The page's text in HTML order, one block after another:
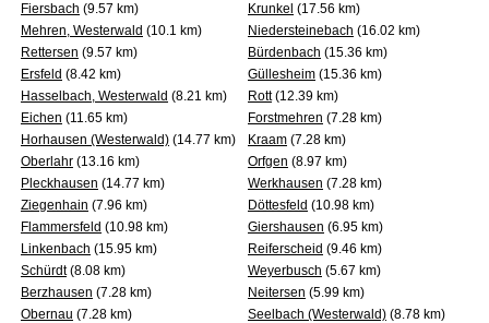
Fiersbach (9.57 km) Krunkel (17.56 km)
Mehren, Westerwald (10.1 km) Niedersteinebach (16.02 km)
Rettersen (9.57 km) Bürdenbach (15.36 km)
Ersfeld (8.42 km) Güllesheim (15.36 km)
Hasselbach, Westerwald (8.21 km) Rott(12.39 km)
Eichen (11.65 km) Forstmehren (7.28 km)
Horhausen (Westerwald) (14.77 km) Kraam (7.28 km)
Oberlahr (13.16 km) Orfgen (8.97 km)
Pleckhausen (14.77 km) Werkhausen (7.28 km)
Ziegenhain (7.96 km) Döttesfeld (10.98 km)
Flammersfeld (10.98 km) Giershausen (6.95 km)
Linkenbach (15.95 km) Reiferscheid (9.46 km)
Schürdt(8.08 km) Weyerbusch (5.67 km)
Berzhausen (7.28 km) Neitersen (5.99 km)
Obernau (7.28 km) Seelbach (Westerwald) (8.78 km)